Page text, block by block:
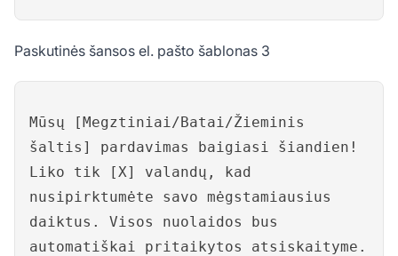
Paskutinės šansos el. pašto šablonas 3
Mūsų [Megztiniai/Batai/Žieminis
šaltis] pardavimas baigiasi šiandien!
Liko tik [X] valandų, kad
nusipirktumėte savo mėgstamiausius
daiktus. Visos nuolaidos bus
automatiškai pritaikytos atsiskaityme.